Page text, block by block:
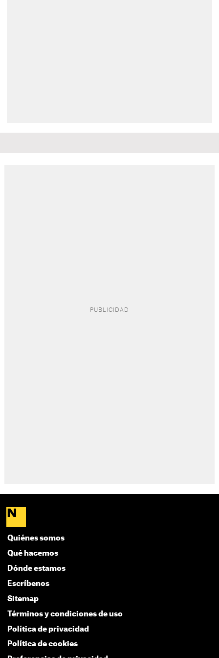
Quiénes somos
Qué hacemos
Dónde estamos
Escríbenos
Sitemap
Términos y condiciones de uso
Política de privacidad
Política de cookies